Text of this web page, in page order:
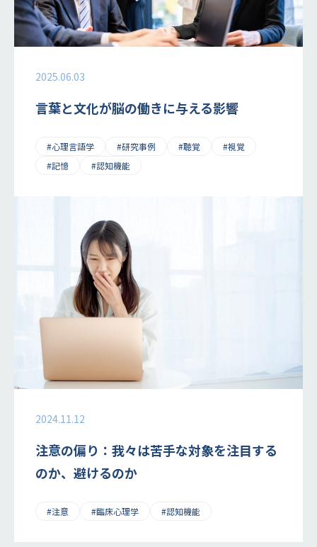
2025.06.03
言葉と文化が脳の働きに与える影響
#心理言語学 #研究事例 #聴覚
#視覚
#記憶
#認知機能
2024.11.12
注意の偏り：我々は苦手な対象を注目する
のか、避けるのか
#注意 #臨床心理学 #認知機能